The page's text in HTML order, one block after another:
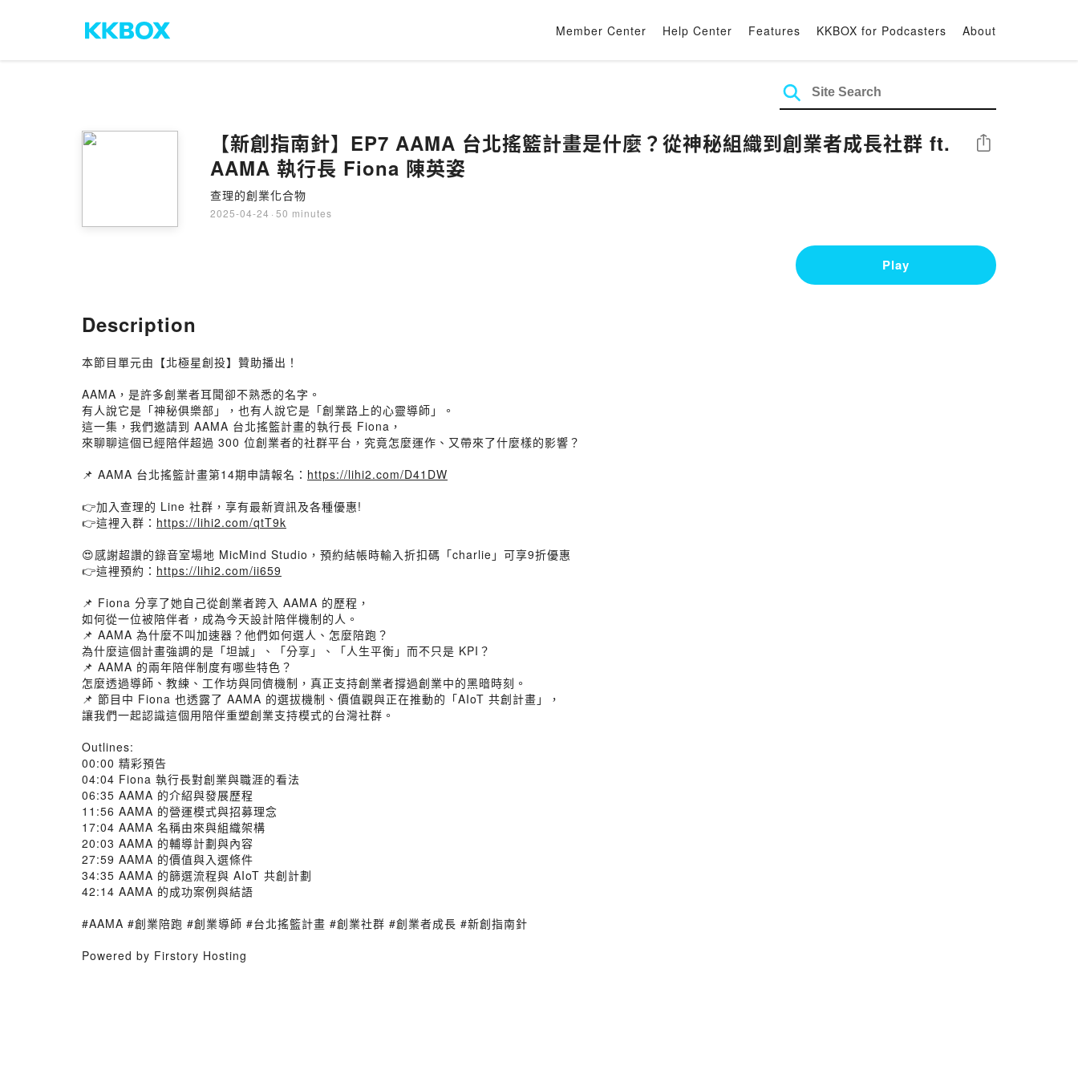
Member Center Help Center Features KKBOX for Podcasters About
【新創指南針】EP7 AAMA 台北搖籃計畫是什麼？從神秘組織到創業者成長社群 ft.
AAMA 執行長 Fiona 陳英姿
查理的創業化合物
2025-04-24 · 50 minutes
Share
Play
Description
本節目單元由【北極星創投】贊助播出！
AAMA，是許多創業者耳聞卻不熟悉的名字。
有人說它是「神秘俱樂部」，也有人說它是「創業路上的心靈導師」。
這一集，我們邀請到 AAMA 台北搖籃計畫的執行長 Fiona，
來聊聊這個已經陪伴超過 300 位創業者的社群平台，究竟怎麼運作、又帶來了什麼樣的影響？
📌 AAMA 台北搖籃計畫第14期申請報名： https://lihi2.com/D41DW
👉加入查理的 Line 社群，享有最新資訊及各種優惠!
👉這裡入群： https://lihi2.com/qtT9k
😍感謝超讚的錄音室場地 MicMind Studio，預約結帳時輸入折扣碼「charlie」可享9折優惠
👉這裡預約： https://lihi2.com/ii659
📌 Fiona 分享了她自己從創業者跨入 AAMA 的歷程，
如何從一位被陪伴者，成為今天設計陪伴機制的人。
📌 AAMA 為什麼不叫加速器？他們如何選人、怎麼陪跑？
為什麼這個計畫強調的是「坦誠」、「分享」、「人生平衡」而不只是 KPI？
📌 AAMA 的兩年陪伴制度有哪些特色？
怎麼透過導師、教練、工作坊與同儕機制，真正支持創業者撐過創業中的黑暗時刻。
📌 節目中 Fiona 也透露了 AAMA 的選拔機制、價值觀與正在推動的「AIoT 共創計畫」，
讓我們一起認識這個用陪伴重塑創業支持模式的台灣社群。
Outlines:
00:00 精彩預告
04:04 Fiona 執行長對創業與職涯的看法
06:35 AAMA 的介紹與發展歷程
11:56 AAMA 的營運模式與招募理念
17:04 AAMA 名稱由來與組織架構
20:03 AAMA 的輔導計劃與內容
27:59 AAMA 的價值與入選條件
34:35 AAMA 的篩選流程與 AIoT 共創計劃
42:14 AAMA 的成功案例與結語
#AAMA #創業陪跑 #創業導師 #台北搖籃計畫 #創業社群 #創業者成長 #新創指南針
Powered by Firstory Hosting